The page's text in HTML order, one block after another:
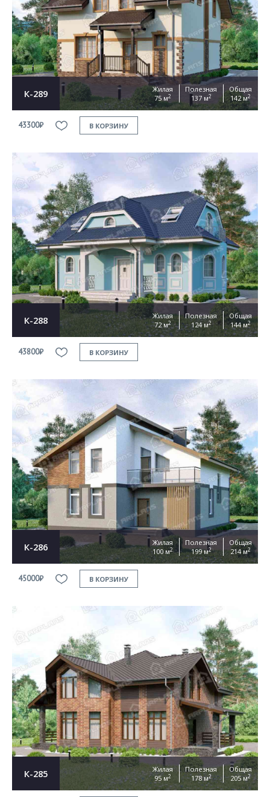
К-289
Жилая
75 м2
Полезная
137 м2
Общая
142 м2
43300₽ В КОРЗИНУ
К-288
Жилая
72 м2
Полезная
124 м2
Общая
144 м2
43800₽ В КОРЗИНУ
К-286
Жилая
100 м2
Полезная
199 м2
Общая
214 м2
45000₽ В КОРЗИНУ
К-285
Жилая
95 м2
Полезная
178 м2
Общая
205 м2